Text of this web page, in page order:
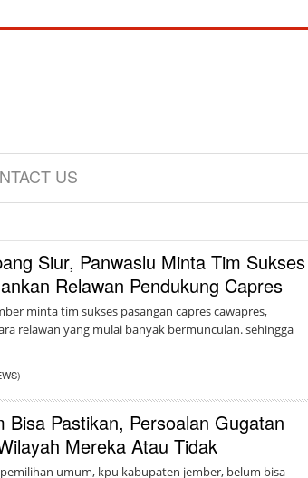
US
Siur, Panwaslu Minta Tim Sukses
Relawan Pendukung Capres
minta tim sukses pasangan capres cawapres,
relawan yang mulai banyak bermunculan. sehingga
Bisa Pastikan, Persoalan Gugatan
Mereka Atau Tidak
umum, kpu kabupaten jember, belum bisa